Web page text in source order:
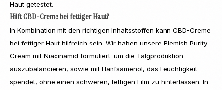
Haut getestet.
Hilft CBD-Creme bei fettiger Haut?
In Kombination mit den richtigen Inhaltsstoffen kann CBD-Creme
bei fettiger Haut hilfreich sein. Wir haben unsere Blemish Purity
Cream mit Niacinamid formuliert, um die Talgproduktion
auszubalancieren, sowie mit Hanfsamenöl, das Feuchtigkeit
spendet, ohne einen schweren, fettigen Film zu hinterlassen. In